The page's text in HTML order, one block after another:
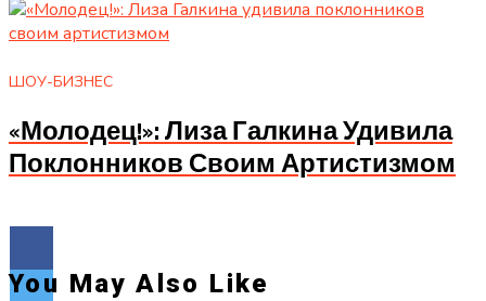
ШОУ-БИЗНЕС
«Молодец!»: Лиза Галкина Удивила
Поклонников Своим Артистизмом
You May Also Like